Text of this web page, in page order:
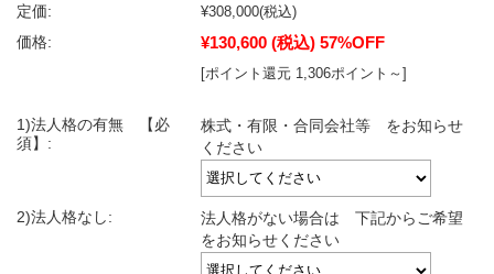
定価: ¥308,000(税込)
価格:
¥130,600 (税込) 57%OFF
[ポイント還元 1,306ポイント～]
1)法人格の有無 【必
須】:
株式・有限・合同会社等 をお知らせ
ください
2)法人格なし:
法人格がない場合は 下記からご希望
をお知らせください